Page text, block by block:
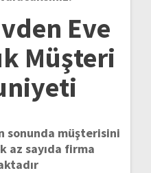
Eve
Müşteri
sonunda müşterisini
az sayıda firma